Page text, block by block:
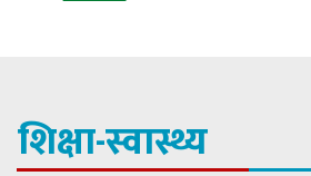
शिक्षा-स्वास्थ्य